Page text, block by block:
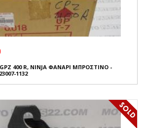
GPZ 400 R, NINJA ΦΑΝΑΡΙ ΜΠΡΟΣΤΙΝΟ -
1132